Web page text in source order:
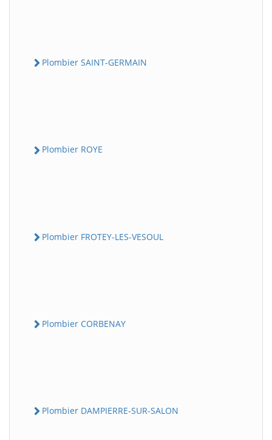
Plombier SAINT-GERMAIN
Plombier ROYE
Plombier FROTEY-LES-VESOUL
Plombier CORBENAY
Plombier DAMPIERRE-SUR-SALON